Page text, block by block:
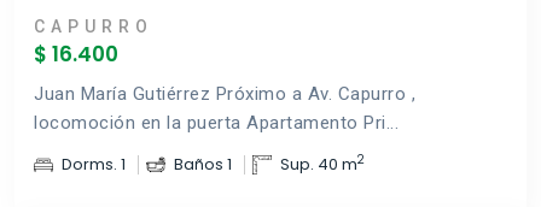
CAPURRO
$ 16.400
Juan María Gutiérrez Próximo a Av. Capurro ,
locomoción en la puerta Apartamento Pri...
Dorms. 1 Baños 1 Sup. 40 m2